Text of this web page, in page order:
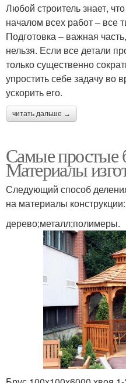
Любой строитель знает,
началом всех работ – все
Подготовка – важная
нельзя. Если все детали
только существенно
упростить себе задачу во
ускорить его.
читать дальше →
Самые простые
Материалы
Следующий способ
на материалы конструкции:
дерево;металл;полимеры.